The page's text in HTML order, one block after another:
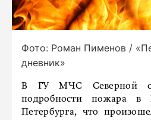
Фото: Роман Пименов /
дневник»
В ГУ МЧС Северной
подробности пожара в
Петербурга, что